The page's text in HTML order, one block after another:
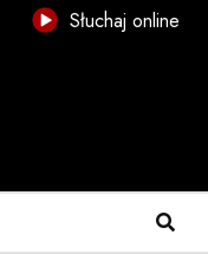
Słuchaj online